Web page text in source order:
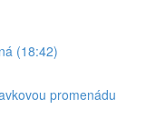
(18:42)
promenádu